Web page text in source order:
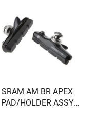
SRAM AM BR APEX
PAD/HOLDER ASSY